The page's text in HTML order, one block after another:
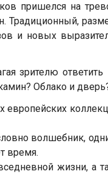
пришелся на
Традиционный,
и новых
зрителю ответить
Облако и
европейских
волшебник,
время.
жизни, а